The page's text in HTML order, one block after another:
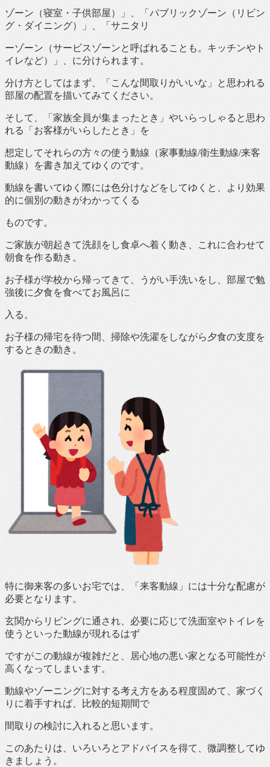
ゾーン（寝室・子供部屋）」、「パブリックゾーン（リビン
グ・ダイニング）」、「サニタリ
ーゾーン（サービスゾーンと呼ばれることも。キッチンやト
イレなど）」、に分けられます。
分け方としてはまず、「こんな間取りがいいな」と思われる
部屋の配置を描いてみてください。
そして、「家族全員が集まったとき」やいらっしゃると思わ
れる「お客様がいらしたとき」を
想定してそれらの方々の使う動線（家事動線/衛生動線/来客
動線）を書き加えてゆくのです。
動線を書いてゆく際には色分けなどをしてゆくと、より効果
的に個別の動きがわかってくる
ものです。
ご家族が朝起きて洗顔をし食卓へ着く動き、これに合わせて
朝食を作る動き。
お子様が学校から帰ってきて、うがい手洗いをし、部屋で勉
強後に夕食を食べてお風呂に
入る。
お子様の帰宅を待つ間、掃除や洗濯をしながら夕食の支度を
するときの動き。
特に御来客の多いお宅では、「来客動線」には十分な配慮が
必要となります。
玄関からリビングに通され、必要に応じて洗面室やトイレを
使うといった動線が現れるはず
ですがこの動線が複雑だと、居心地の悪い家となる可能性が
高くなってしまいます。
動線やゾーニングに対する考え方をある程度固めて、家づく
りに着手すれば、比較的短期間で
間取りの検討に入れると思います。
このあたりは、いろいろとアドバイスを得て、微調整してゆ
きましょう。